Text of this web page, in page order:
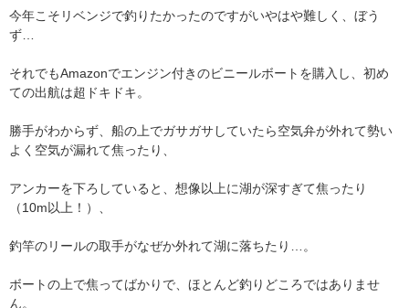
今年こそリベンジで釣りたかったのですがいやはや難しく、ぼう
ず…
それでもAmazonでエンジン付きのビニールボートを購入し、初め
ての出航は超ドキドキ。
勝手がわからず、船の上でガサガサしていたら空気弁が外れて勢い
よく空気が漏れて焦ったり、
アンカーを下ろしていると、想像以上に湖が深すぎて焦ったり
（10m以上！）、
釣竿のリールの取手がなぜか外れて湖に落ちたり…。
ボートの上で焦ってばかりで、ほとんど釣りどころではありませ
ん。